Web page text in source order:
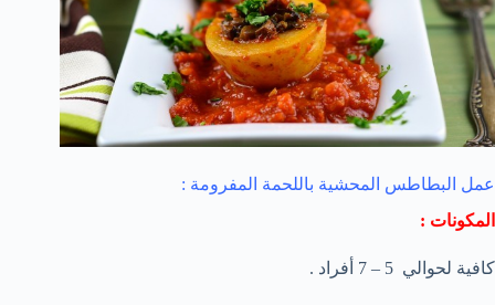
عمل البطاطس المحشية باللحمة المفرومة :
المكونات :
كافية لحوالي 5 – 7 أفراد .